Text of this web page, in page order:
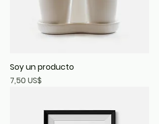
Soy un producto
Precio
7,50 US$